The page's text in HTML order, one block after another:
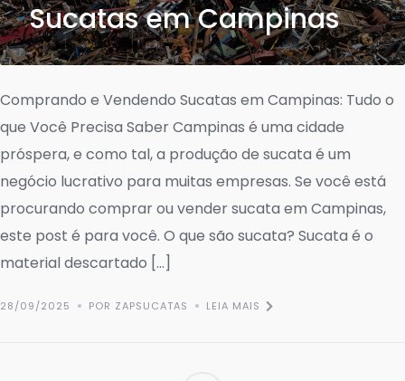
Sucatas em Campinas
Comprando e Vendendo Sucatas em Campinas: Tudo o
que Você Precisa Saber Campinas é uma cidade
próspera, e como tal, a produção de sucata é um
negócio lucrativo para muitas empresas. Se você está
procurando comprar ou vender sucata em Campinas,
este post é para você. O que são sucata? Sucata é o
material descartado […]
28/09/2025 POR ZAPSUCATAS LEIA MAIS